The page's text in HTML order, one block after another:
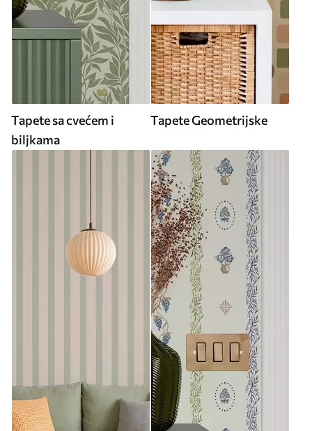
Tapete sa cvećem i
biljkama
Tapete Geometrijske